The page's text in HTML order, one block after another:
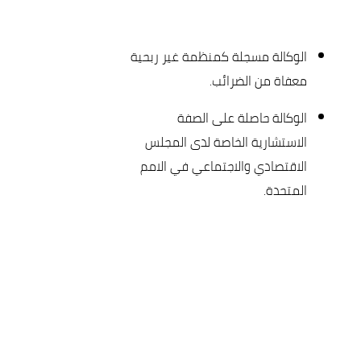
الوكالة مسجلة كمنظمة غير ربحية
معفاة من الضرائب.
الوكالة حاصلة على الصفة
الاستشارية الخاصة لدى المجلس
الاقتصادي والاجتماعي في الامم
المتحدة.